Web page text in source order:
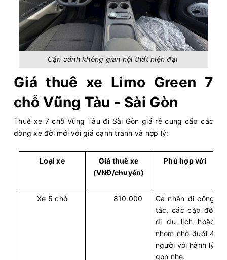
Cận cảnh không gian nội thất hiện đại
Giá thuê xe Limo Green 7
chỗ Vũng Tàu - Sài Gòn
Thuê xe 7 chỗ Vũng Tàu đi Sài Gòn giá rẻ cung cấp các
dòng xe đời mới với giá cạnh tranh và hợp lý:
Loại xe
Giá thuê xe
(VNĐ/chuyến)
Phù hợp với
Xe 5 chỗ 810.000
Cá nhân đi công
tác, các cặp đôi
đi du lịch hoặc
nhóm nhỏ dưới 4
người với hành lý
gọn nhẹ.